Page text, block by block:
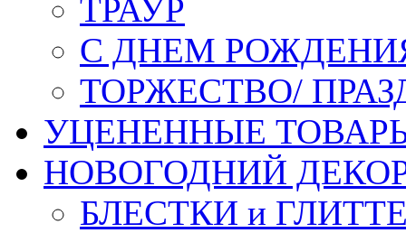
ТРАУР
С ДНЕМ
ТОРЖЕСТВО/
УЦЕНЕННЫЕ
НОВОГОДНИЙ
БЛЕСТКИ и